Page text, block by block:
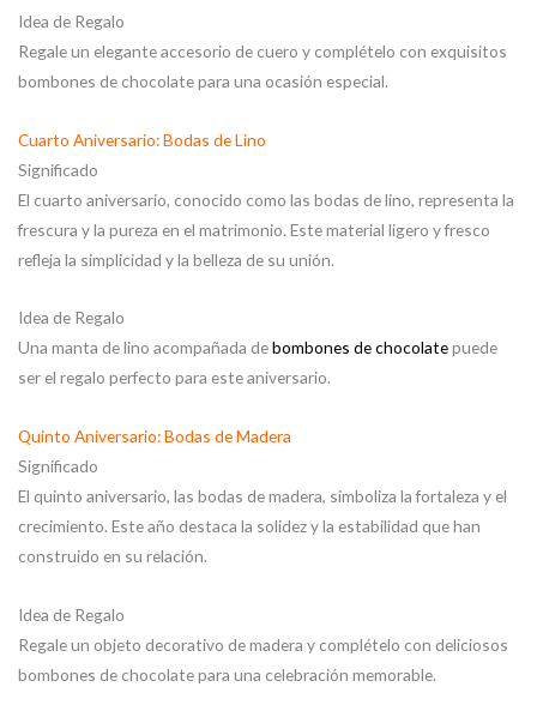
Idea de Regalo
Regale un elegante accesorio de cuero y complételo con exquisitos
bombones de chocolate para una ocasión especial.
Cuarto Aniversario: Bodas de Lino
Significado
El cuarto aniversario, conocido como las bodas de lino, representa la
frescura y la pureza en el matrimonio. Este material ligero y fresco
refleja la simplicidad y la belleza de su unión.
Idea de Regalo
Una manta de lino acompañada debombones de chocolatepuede
ser el regalo perfecto para este aniversario.
Quinto Aniversario: Bodas de Madera
Significado
El quinto aniversario, las bodas de madera, simboliza la fortaleza y el
crecimiento. Este año destaca la solidez y la estabilidad que han
construido en su relación.
Idea de Regalo
Regale un objeto decorativo de madera y complételo con deliciosos
bombones de chocolate para una celebración memorable.